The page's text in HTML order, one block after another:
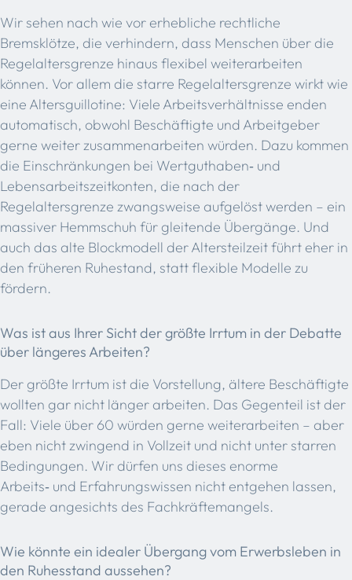
Wir sehen nach wie vor erhebliche rechtliche
Bremsklötze, die verhindern, dass Menschen über die
Regelaltersgrenze hinaus flexibel weiterarbeiten
können. Vor allem die starre Regelaltersgrenze wirkt wie
eine Altersguillotine: Viele Arbeitsverhältnisse enden
automatisch, obwohl Beschäftigte und Arbeitgeber
gerne weiter zusammenarbeiten würden. Dazu kommen
die Einschränkungen bei Wertguthaben‑ und
Lebensarbeitszeitkonten, die nach der
Regelaltersgrenze zwangsweise aufgelöst werden – ein
massiver Hemmschuh für gleitende Übergänge. Und
auch das alte Blockmodell der Altersteilzeit führt eher in
den früheren Ruhestand, statt flexible Modelle zu
fördern.
Was ist aus Ihrer Sicht der größte Irrtum in der Debatte
über längeres Arbeiten?
Der größte Irrtum ist die Vorstellung, ältere Beschäftigte
wollten gar nicht länger arbeiten. Das Gegenteil ist der
Fall: Viele über 60 würden gerne weiterarbeiten – aber
eben nicht zwingend in Vollzeit und nicht unter starren
Bedingungen. Wir dürfen uns dieses enorme
Arbeits‑ und Erfahrungswissen nicht entgehen lassen,
gerade angesichts des Fachkräftemangels.
Wie könnte ein idealer Übergang vom Erwerbsleben in
den Ruhesstand aussehen?